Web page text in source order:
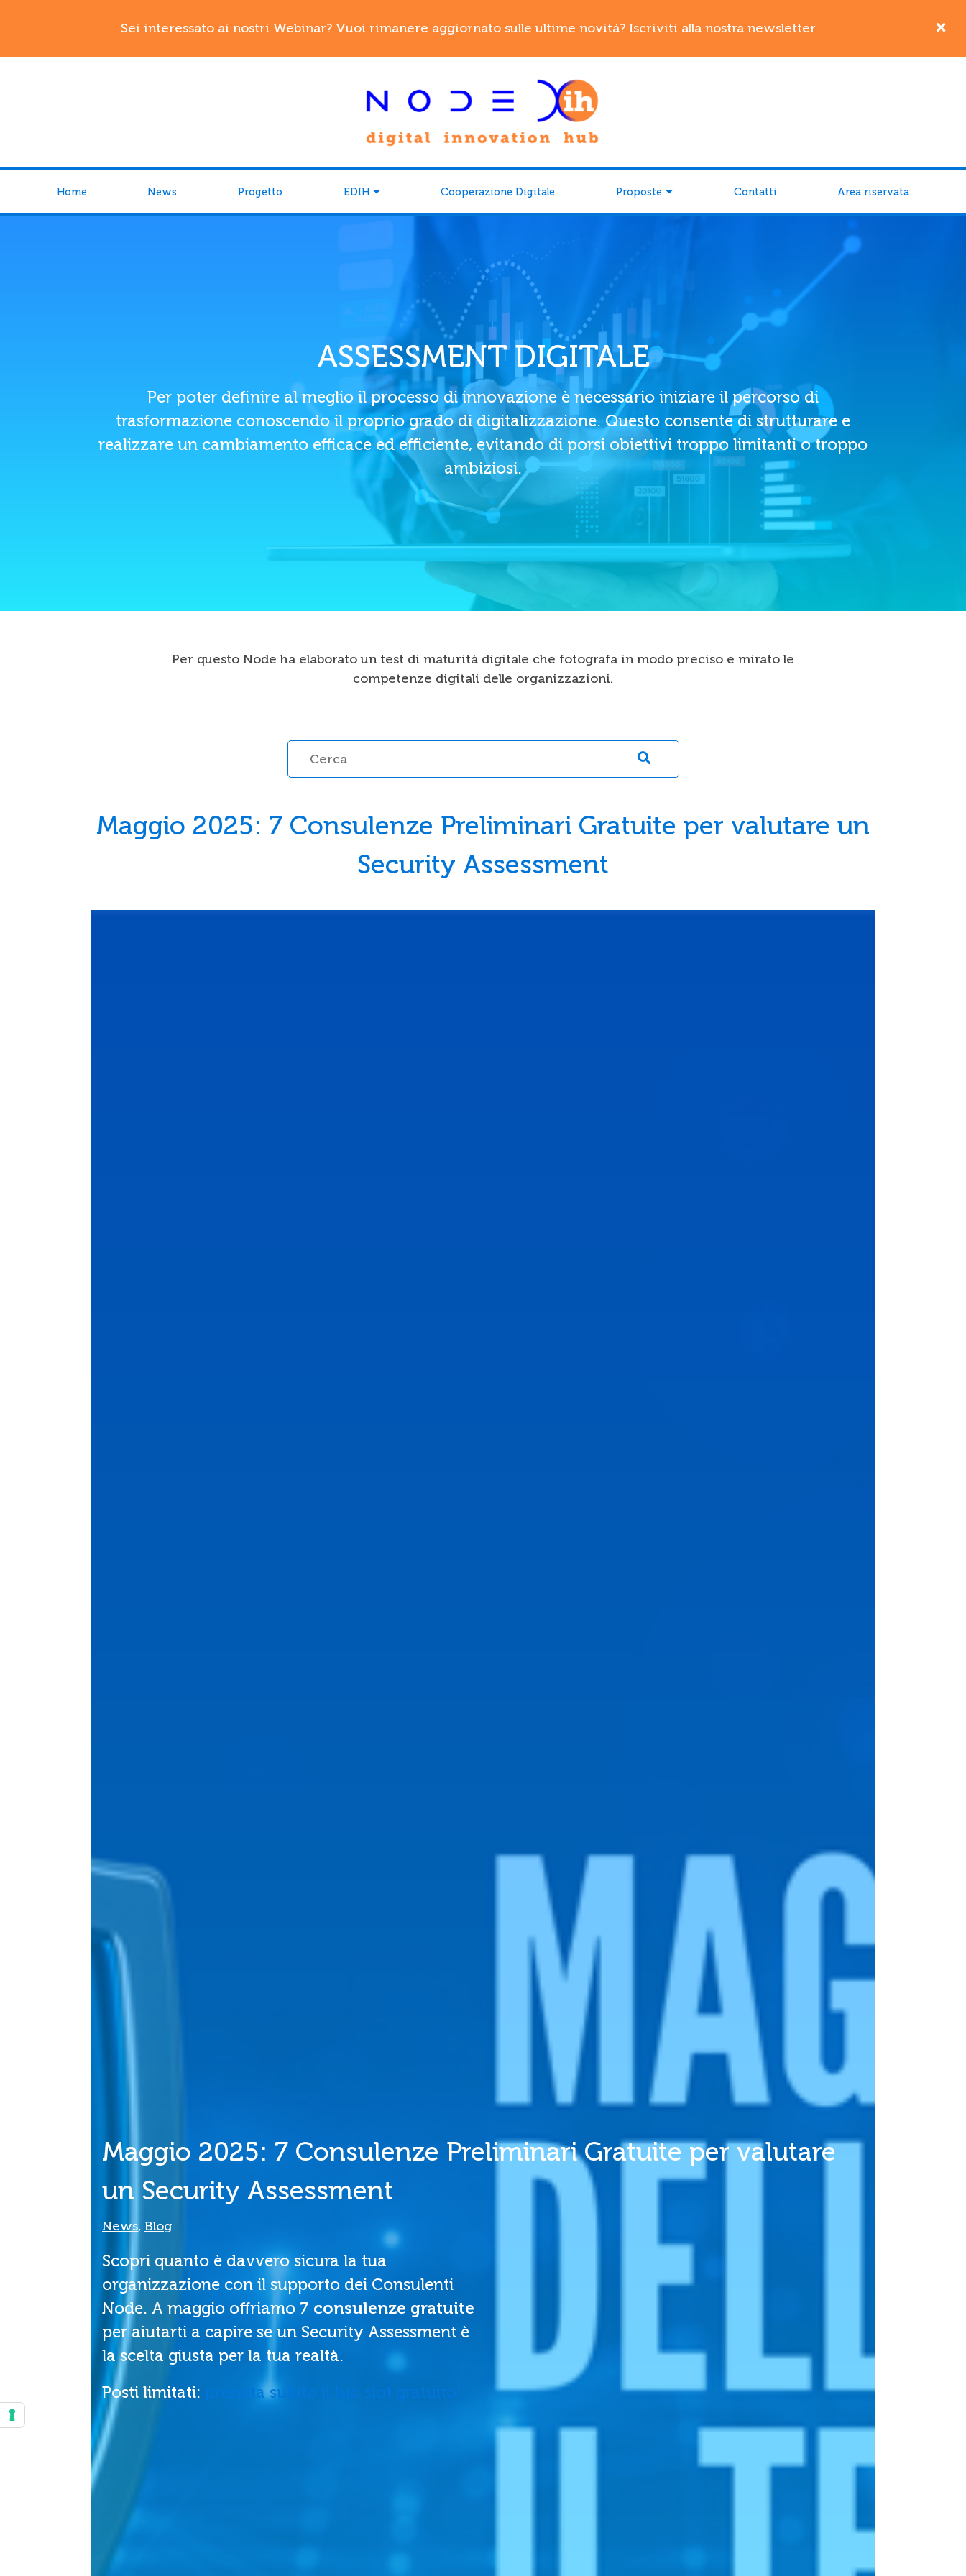
Sei interessato ai nostri Webinar? Vuoi rimanere aggiornato sulle ultime novitá? Iscriviti alla nostra newsletter
Home News Progetto EDIH Cooperazione Digitale Proposte Contatti Area riservata
ASSESSMENT DIGITALE
Per poter definire al meglio il processo di innovazione è necessario iniziare il percorso di
trasformazione conoscendo il proprio grado di digitalizzazione. Questo consente di strutturare e
realizzare un cambiamento efficace ed efficiente, evitando di porsi obiettivi troppo limitanti o troppo
ambiziosi.
Per questo Node ha elaborato un test di maturità digitale che fotografa in modo preciso e mirato le
competenze digitali delle organizzazioni.
Maggio 2025: 7 Consulenze Preliminari Gratuite per valutare un
Security Assessment
Maggio 2025: 7 Consulenze Preliminari Gratuite per valutare
un Security Assessment
News, Blog
Scopri quanto è davvero sicura la tua
organizzazione con il supporto dei Consulenti
Node. A maggio offriamo 7 consulenze gratuite
per aiutarti a capire se un Security Assessment è
la scelta giusta per la tua realtà.
Posti limitati: prenota subito il tuo slot gratuito!